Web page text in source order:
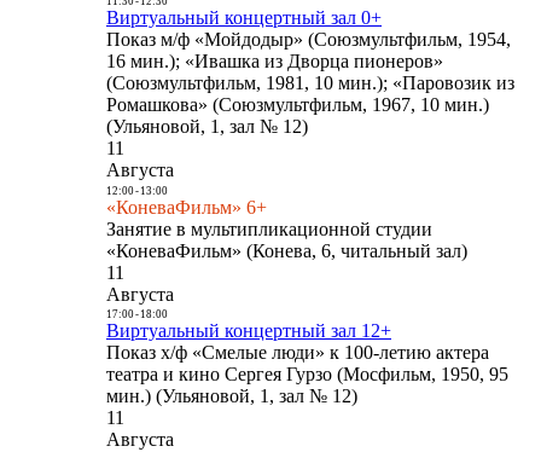
Виртуальный концертный зал 0+
Показ м/ф «Мойдодыр» (Союзмультфильм, 1954,
16 мин.); «Ивашка из Дворца пионеров»
(Союзмультфильм, 1981, 10 мин.); «Паровозик из
Ромашкова» (Союзмультфильм, 1967, 10 мин.)
(Ульяновой, 1, зал № 12)
11
Августа
12:00- 13:00
«КоневаФильм» 6+
Занятие в мультипликационной студии
«КоневаФильм» (Конева, 6, читальный зал)
11
Августа
17:00- 18:00
Виртуальный концертный зал 12+
Показ х/ф «Смелые люди» к 100-летию актера
театра и кино Сергея Гурзо (Мосфильм, 1950, 95
мин.) (Ульяновой, 1, зал № 12)
11
Августа